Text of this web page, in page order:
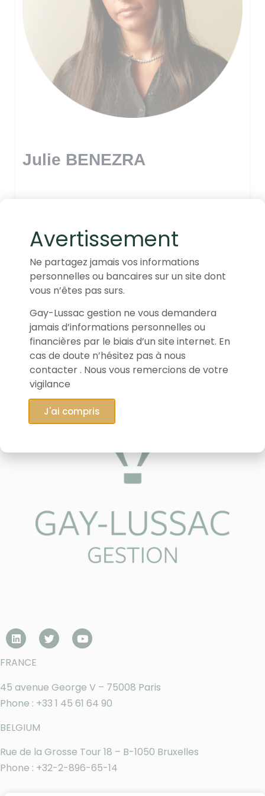
Julie BENEZRA
FRANCE
45 avenue George V – 75008 Paris
Phone : +33 1 45 61 64 90
BELGIUM
Rue de la Grosse Tour 18 – B-1050 Bruxelles
Phone : +32-2-896-65-14
Avertissement
Ne partagez jamais vos informations
personnelles ou bancaires sur un site dont
vous n’êtes pas surs.
Gay-Lussac gestion ne vous demandera
jamais d’informations personnelles ou
financières par le biais d’un site internet. En
cas de doute n’hésitez pas à nous
contacter . Nous vous remercions de votre
vigilance
J'ai compris